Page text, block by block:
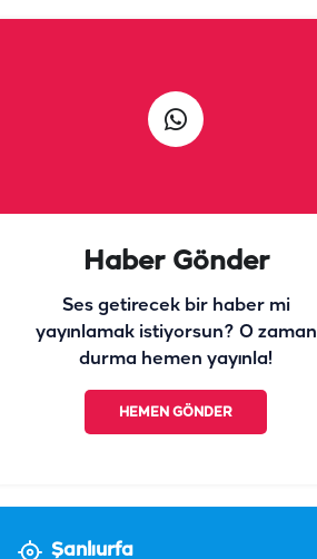
Haber Gönder
Ses getirecek bir haber mi
yayınlamak istiyorsun? O zaman
durma hemen yayınla!
HEMEN GÖNDER
Şanlıurfa